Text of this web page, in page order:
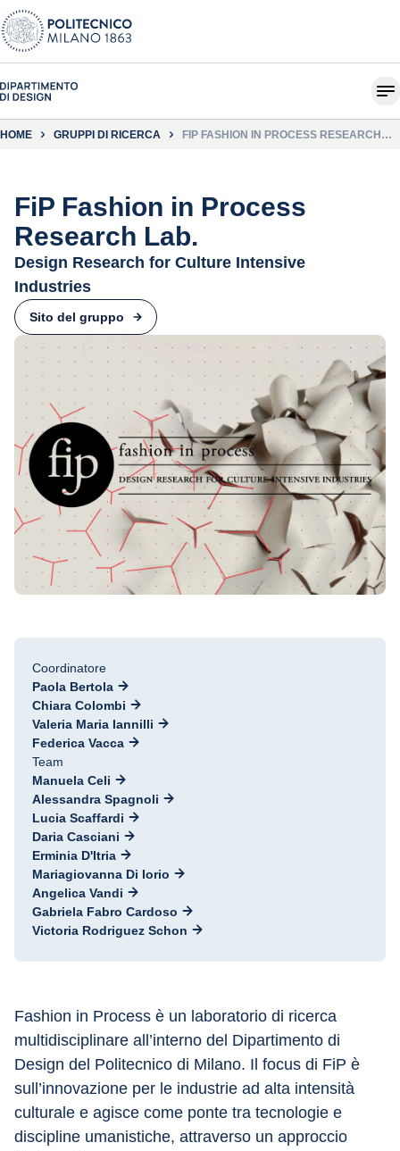
HOME GRUPPI DI RICERCA
FIP FASHION IN PROCESS RESEARCH
FiP Fashion in Process
Research Lab.
Design Research for Culture Intensive
Industries
Sito del gruppo
Coordinatore
Paola Bertola
Chiara Colombi
Valeria Maria Iannilli
Federica Vacca
Team
Manuela Celi
Alessandra Spagnoli
Lucia Scaffardi
Daria Casciani
Erminia D'Itria
Mariagiovanna Di Iorio
Angelica Vandi
Gabriela Fabro Cardoso
Victoria Rodriguez Schon
Fashion in Process è un laboratorio di ricerca
multidisciplinare all’interno del Dipartimento di
Design del Politecnico di Milano. Il focus di FiP è
sull’innovazione per le industrie ad alta intensità
culturale e agisce come ponte tra tecnologie e
discipline umanistiche, attraverso un approccio